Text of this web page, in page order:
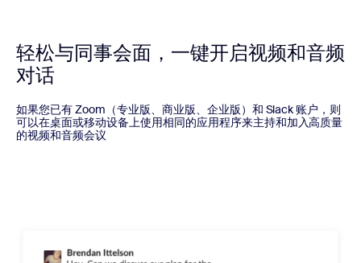
轻松与同事会面，一键开启视频和音频
对话
如果您已有 Zoom（专业版、商业版、企业版）和 Slack 账户，则
可以在桌面或移动设备上使用相同的应用程序来主持和加入高质量
的视频和音频会议